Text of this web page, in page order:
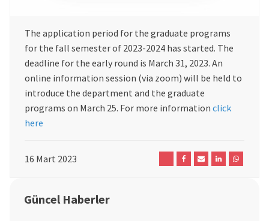
The application period for the graduate programs
for the fall semester of 2023-2024 has started. The
deadline for the early round is March 31, 2023. An
online information session (via zoom) will be held to
introduce the department and the graduate
programs on March 25. For more information click
here
16 Mart 2023
Güncel Haberler